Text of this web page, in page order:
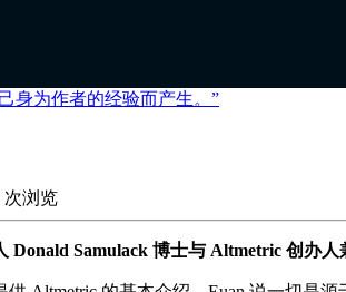
次浏览
Donald Samulack 博士与 Altmetric 创办人